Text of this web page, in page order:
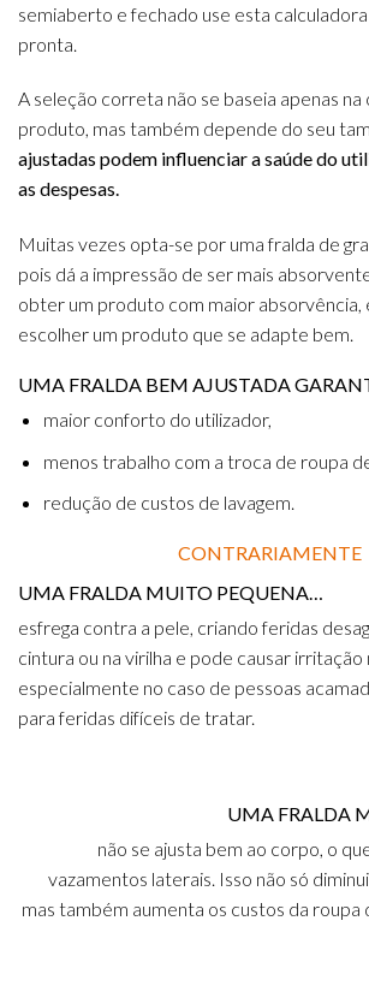
semiaberto e fechado use esta
pronta.
A seleção correta não se baseia apenas na
produto, mas também depende do seu
ajustadas podem influenciar a saúde do
as despesas.
Muitas vezes opta-se por uma fralda de
pois dá a impressão de ser mais
obter um produto com maior absorvência,
escolher um produto que se adapte bem.
UMA FRALDA BEM AJUSTADA
maior conforto do utilizador,
menos trabalho com a troca de roupa
redução de custos de lavagem.
CONTRARIAMENTE
UMA FRALDA MUITO PEQUENA…
esfrega contra a pele, criando feridas
cintura ou na virilha e pode causar irritação
especialmente no caso de pessoas
para feridas difíceis de tratar.
UMA FRALDA
não se ajusta bem ao corpo, o
vazamentos laterais. Isso não só
mas também aumenta os custos da roupa